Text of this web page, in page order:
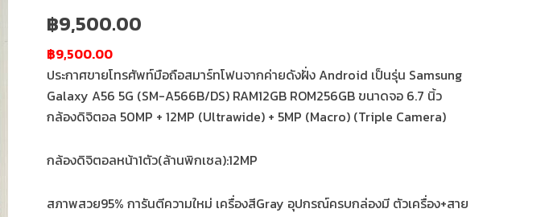
฿9,500.00
฿9,500.00
ประกาศขายโทรศัพท์มือถือสมาร์ทโฟนจากค่ายดังฝั่ง Android เป็นรุ่น Samsung
Galaxy A56 5G (SM-A566B/DS) RAM12GB ROM256GB ขนาดจอ 6.7 นิ้ว
กล้องดิจิตอล 50MP + 12MP (Ultrawide) + 5MP (Macro) (Triple Camera)
กล้องดิจิตอลหน้า1ตัว(ล้านพิกเซล):12MP
สภาพสวย95% การันตีความใหม่ เครื่องสีGray อุปกรณ์ครบกล่องมี ตัวเครื่อง+สาย